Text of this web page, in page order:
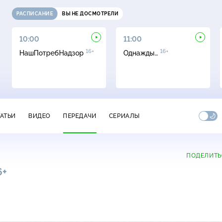
РАСПИСАНИЕ ВЫ НЕ ДОСМОТРЕЛИ
10:00
НашПотребНадзор 16+
11:00
Однажды… 16+
ВИДЕО ПЕРЕДАЧИ СЕРИАЛЫ